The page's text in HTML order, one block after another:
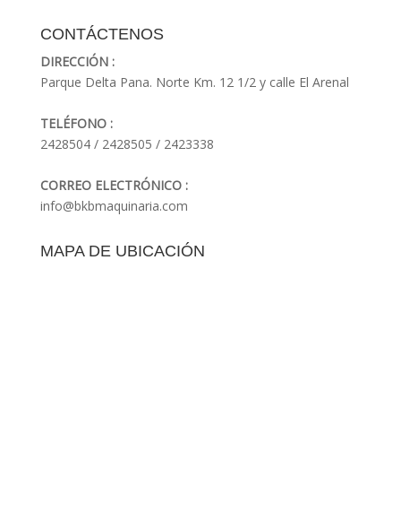
CONTÁCTENOS
DIRECCIÓN :
Parque Delta Pana. Norte Km. 12 1/2 y calle El Arenal
TELÉFONO :
2428504 / 2428505 / 2423338
CORREO ELECTRÓNICO :
info@bkbmaquinaria.com
MAPA DE UBICACIÓN